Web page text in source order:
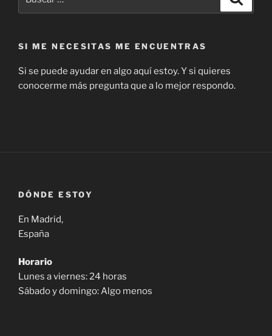
por:
SI ME NECESITAS ME ENCUENTRAS
Si se puede ayudar en algo aquí estoy. Y si quieres
conocerme más pregunta que a lo mejor respondo.
DÓNDE ESTOY
En Madrid,
España
Horario
Lunes a viernes: 24 horas
Sábado y domingo: Algo menos